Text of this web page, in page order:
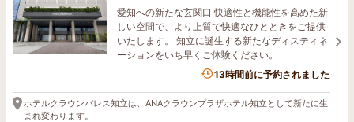
愛知への新たな玄関口 快適性と機能性を高めた新
しい空間で、より上質で快適なひとときをご提供
いたします。 知立に誕生する新たなディスティネ
ーションをいち早くご体験ください。
13時間前に予約されました
ホテルクラウンパレス知立は、ANAクラウンプラザホテル知立として新たに生
まれ変わります。